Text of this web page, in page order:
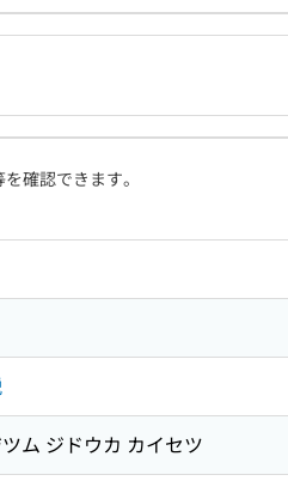
確認できます。
ム ジドウカ カイセツ